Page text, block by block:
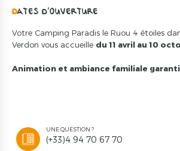
DATES D’OUVERTURE
Votre Camping Paradis le Ruou 4 étoiles
Verdon vous accueille du 11 avril au 10
Animation et ambiance familiale
UNE QUESTION ?
(+33)4 94 70 67 70